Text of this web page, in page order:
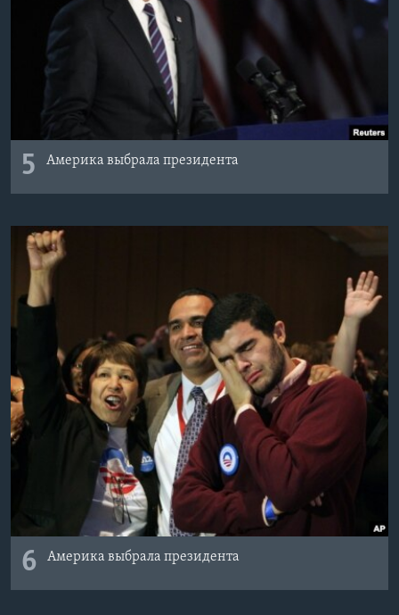
5 Америка выбрала президента
6 Америка выбрала президента